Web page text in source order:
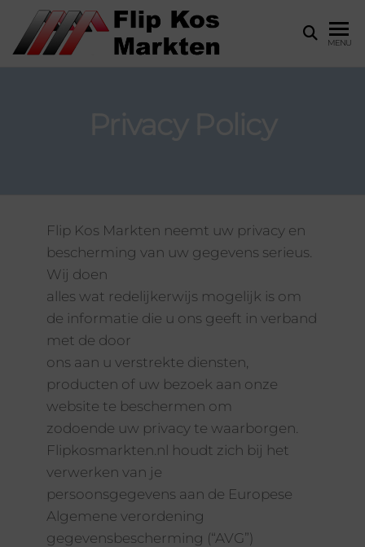
FLIP KOSMENU
Flip Kos Markten neemt uw privacy en
bescherming van uw gegevens serieus.
Wij doen
alles wat redelijkerwijs mogelijk is om
de informatie die u ons geeft in verband
met de door
ons aan u verstrekte diensten,
producten of uw bezoek aan onze
website te beschermen om
zodoende uw privacy te waarborgen.
Flipkosmarkten.nl houdt zich bij het
verwerken van je
persoonsgegevens aan de Europese
Algemene verordening
gegevensbescherming (“AVG”)